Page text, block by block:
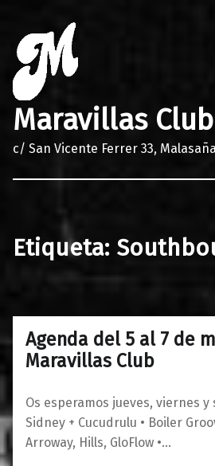
Maravillas Club
c/ San Vicente Ferrer 33,
Etiqueta:
Agenda del 5 al 7 de
Maravillas Club
Os esperamos jueves, viernes y
Sidney + Cucudrulu • Boiler
Arroway, Hills, GloFlow •…
03/03/2020
0
Maravillas